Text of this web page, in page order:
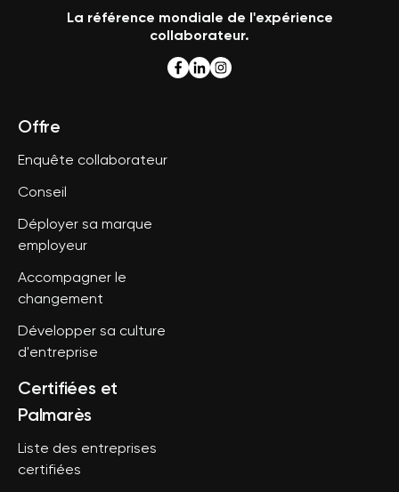
La référence mondiale de l'expérience
collaborateur.
Offre
Enquête collaborateur
Conseil
Déployer sa marque
employeur
Accompagner le
changement
Développer sa culture
d'entreprise
Certifiées et
Palmarès
Liste des entreprises
certifiées